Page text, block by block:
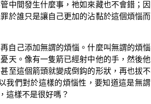
中間發生什麼事，祂如來藏也不會錯；因
於誰只是讓自己更加的沾黏於這個煩惱而
自己添加無謂的煩惱。什麼叫無謂的煩惱
天。像有一隻箭已經射中他的手，然後他
至這個箭頭就變成倒鈎的形狀，再也拔不
我們對於這樣的煩惱性，要知道這是無謂
這樣不是很好嗎？